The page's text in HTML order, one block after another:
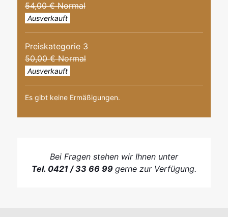
54,00 € Normal
Ausverkauft
Preiskategorie 3
50,00 € Normal
Ausverkauft
Es gibt keine Ermäßigungen.
Bei Fragen stehen wir Ihnen unter
Tel. 0421 / 33 66 99 gerne zur Verfügung.